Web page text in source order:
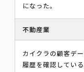
になった。
不動産業
カイクラの顧客デ
履歴を確認している